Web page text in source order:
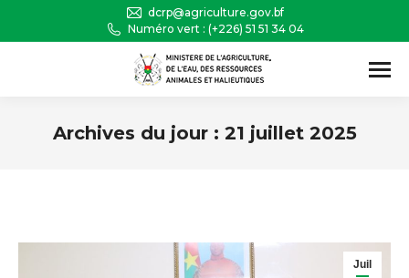
dcrp@agriculture.gov.bf
Numéro vert : (+226) 51 51 34 04
Archives du jour : 21 juillet 2025
Juil